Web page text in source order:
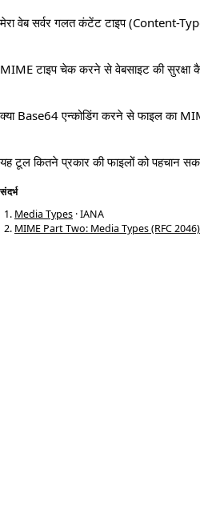
मेरा वेब सर्वर गलत कंटेंट टाइप (Content-
MIME टाइप चेक करने से वेबसाइट की सुरक्षा
क्या Base64 एन्कोडिंग करने से फाइल का
यह टूल कितने प्रकार की फाइलों को पहचान
संदर्भ
Media Types · IANA
MIME Part Two: Media Types (RFC 2046)